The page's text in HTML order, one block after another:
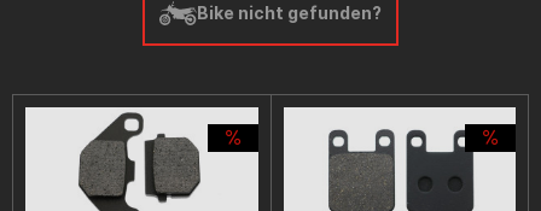
Bike nicht gefunden?